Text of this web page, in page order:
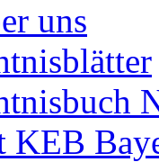
uns
KEB